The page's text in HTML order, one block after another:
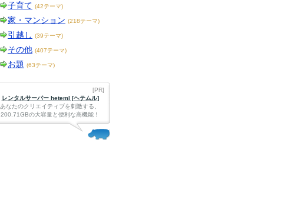
子育て (42テーマ)
家・マンション (218テーマ)
引越し (39テーマ)
その他 (407テーマ)
お題 (63テーマ)
[PR]
レンタルサーバー heteml [ヘテムル]
あなたのクリエイティブを刺激する、
200.71GBの大容量と便利な高機能！